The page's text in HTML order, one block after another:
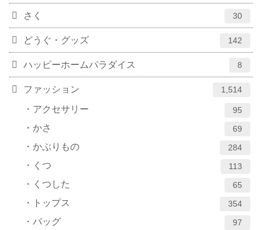
さく 30
どうぐ・グッズ 142
ハッピーホームパラダイス 8
ファッション 1,514
アクセサリー 95
かさ 69
かぶりもの 284
くつ 113
くつした 65
トップス 354
バッグ 97